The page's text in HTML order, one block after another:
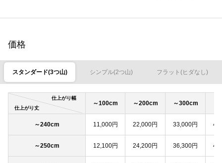
価格
スタンダード(3つ山) シンプル(2つ山) フラット(ヒダなし)
仕上がり幅
仕上がり丈
～100cm ～200cm ～300cm
～240cm 11,000円 22,000円 33,000円
～250cm 12,100円 24,200円 36,300円